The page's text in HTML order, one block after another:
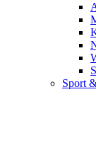
Sport